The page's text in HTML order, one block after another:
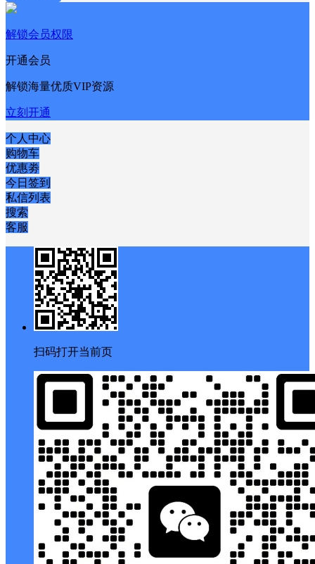
解锁会员权限
开通会员
解锁海量优质VIP资源
立刻开通
个人中心
购物车
优惠劵
今日签到
私信列表
搜索
客服
扫码打开当前页